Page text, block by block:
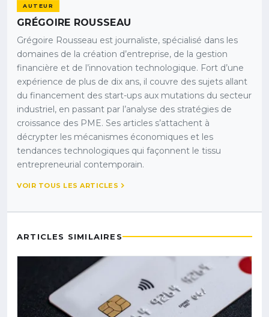
AUTEUR
GRÉGOIRE ROUSSEAU
Grégoire Rousseau est journaliste, spécialisé dans les
domaines de la création d’entreprise, de la gestion
financière et de l’innovation technologique. Fort d’une
expérience de plus de dix ans, il couvre des sujets allant
du financement des start-ups aux mutations du secteur
industriel, en passant par l’analyse des stratégies de
croissance des PME. Ses articles s’attachent à
décrypter les mécanismes économiques et les
tendances technologiques qui façonnent le tissu
entrepreneurial contemporain.
VOIR TOUS LES ARTICLES
ARTICLES SIMILAIRES